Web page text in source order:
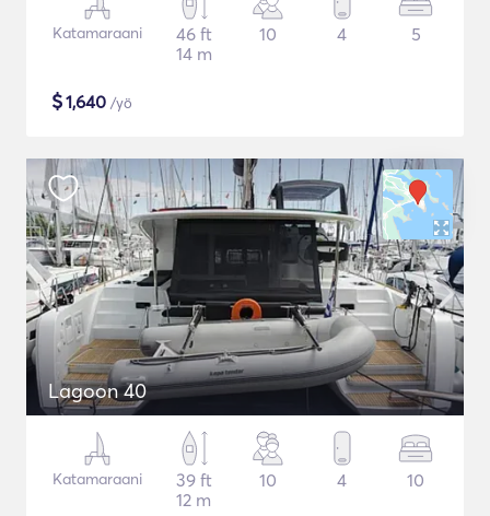
Katamaraani
46 ft
14 m
10 4 5
$1,640 /yö
Lagoon 40
Katamaraani
39 ft
12 m
10 4 10